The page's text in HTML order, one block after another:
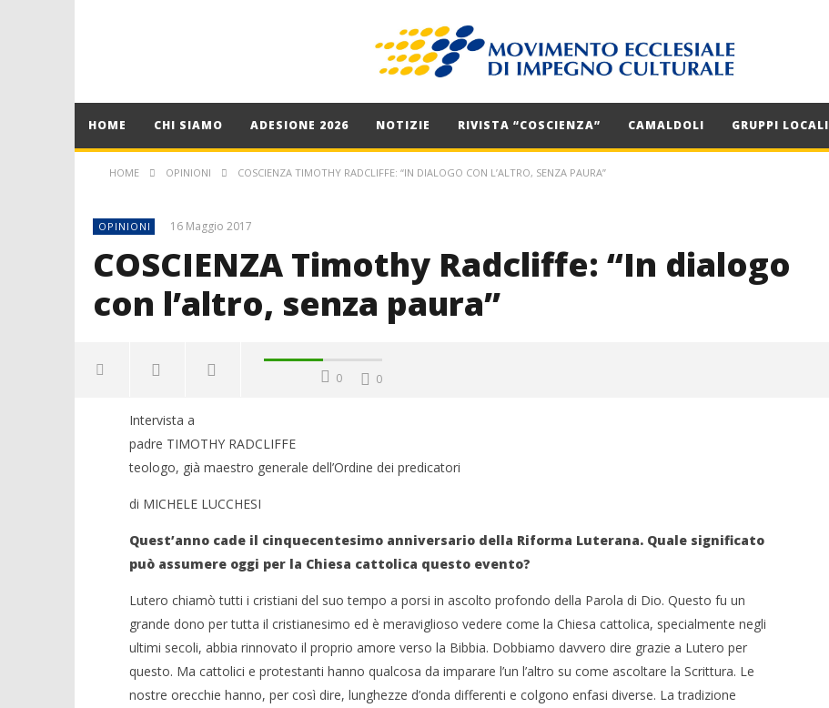
HOME CHI SIAMO ADESIONE 2026 NOTIZIE RIVISTA “COSCIENZA” CAMALDOLI GRUPPI LOCALI
HOME OPINIONI COSCIENZA TIMOTHY RADCLIFFE: “IN DIALOGO CON L’ALTRO, SENZA PAURA”
OPINIONI 16 Maggio 2017
COSCIENZA Timothy Radcliffe: “In dialogo
con l’altro, senza paura”
0 0
Intervista a
padre TIMOTHY RADCLIFFE
teologo, già maestro generale dell’Ordine dei predicatori
di MICHELE LUCCHESI
Quest’anno cade il cinquecentesimo anniversario della Riforma Luterana. Quale significato
può assumere oggi per la Chiesa cattolica questo evento?
Lutero chiamò tutti i cristiani del suo tempo a porsi in ascolto profondo della Parola di Dio. Questo fu un
grande dono per tutta il cristianesimo ed è meraviglioso vedere come la Chiesa cattolica, specialmente negli
ultimi secoli, abbia rinnovato il proprio amore verso la Bibbia. Dobbiamo davvero dire grazie a Lutero per
questo. Ma cattolici e protestanti hanno qualcosa da imparare l’un l’altro su come ascoltare la Scrittura. Le
nostre orecchie hanno, per così dire, lunghezze d’onda differenti e colgono enfasi diverse. La tradizione